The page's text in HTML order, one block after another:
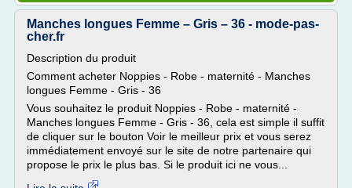
Manches longues Femme – Gris – 36 - mode-pas-
cher.fr
Description du produit
Comment acheter Noppies - Robe - maternité - Manches
longues Femme - Gris - 36
Vous souhaitez le produit Noppies - Robe - maternité -
Manches longues Femme - Gris - 36, cela est simple il suffit
de cliquer sur le bouton Voir le meilleur prix et vous serez
immédiatement envoyé sur le site de notre partenaire qui
propose le prix le plus bas. Si le produit ici ne vous...